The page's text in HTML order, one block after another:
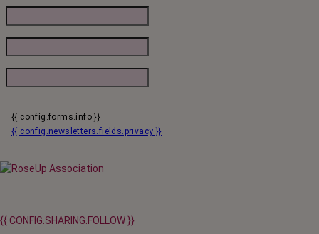
{{ config.forms.info }}
{{ config.newsletters.fields.privacy }}
{{ CONFIG.SHARING.FOLLOW }}